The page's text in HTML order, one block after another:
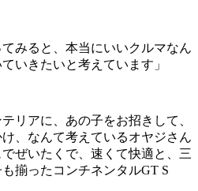
てみると、本当にいいクルマなん
いきたいと考えています」
リアに、あの子をお招きして、
、なんて考えているオヤジさん
ぜいたくで、速くて快適と、三
揃ったコンチネンタルGT S